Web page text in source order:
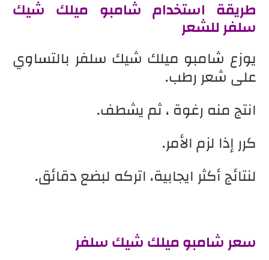
طريقة استخدام شامبو ميلك شيك
سلفر للشعر
يوزع شامبو ميلك شيك سلفر بالتساوي
على شعر رطب.
انتج منه رغوة ، ثم يشطف.
كرر إذا لزم الأمر.
لنتائج أكثر ايجابية، اتركه لبضع دقائق.
سعر شامبو ميلك شيك سلفر